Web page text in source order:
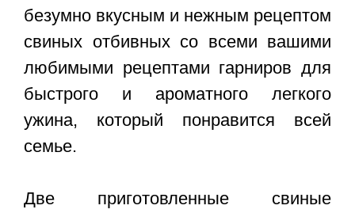
безумно вкусным и нежным рецептом
свиных отбивных со всеми вашими
любимыми рецептами гарниров для
быстрого и ароматного легкого
ужина, который понравится всей
семье.
Две приготовленные свиные